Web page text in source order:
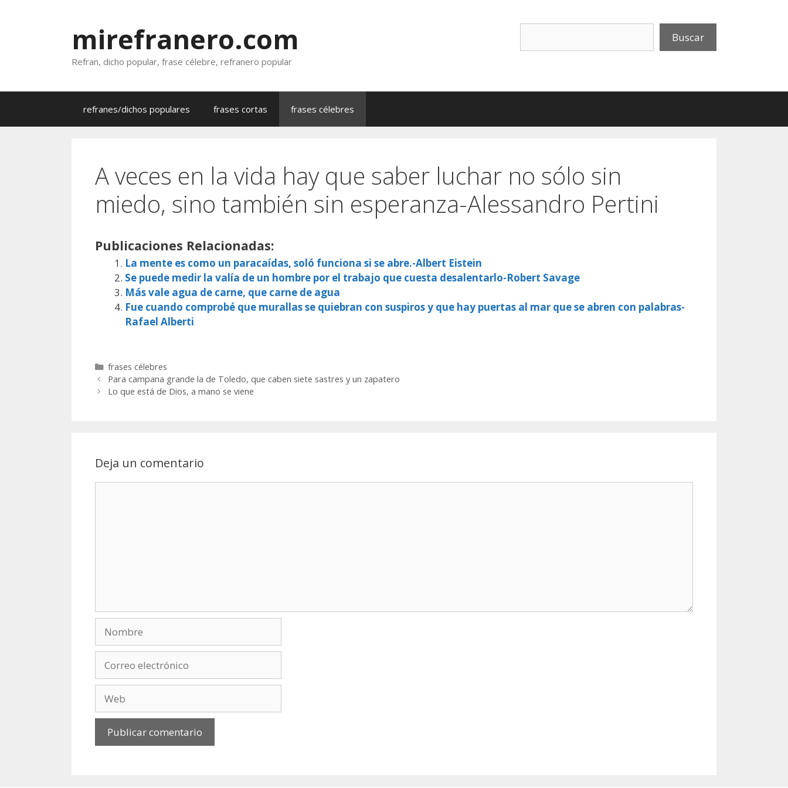
Buscar
mirefranero.com
Refran, dicho popular, frase célebre, refranero popular
refranes/dichos populares frases cortas frases célebres
A veces en la vida hay que saber luchar no sólo sin
miedo, sino también sin esperanza-Alessandro Pertini
Publicaciones Relacionadas:
La mente es como un paracaídas, soló funciona si se abre.-Albert Eistein
Se puede medir la valía de un hombre por el trabajo que cuesta desalentarlo-Robert Savage
Más vale agua de carne, que carne de agua
Fue cuando comprobé que murallas se quiebran con suspiros y que hay puertas al mar que se abren con palabras-
Rafael Alberti
Categorías
frases célebres
Para campana grande la de Toledo, que caben siete sastres y un zapatero
Lo que está de Dios, a mano se viene
Deja un comentario
electrónico